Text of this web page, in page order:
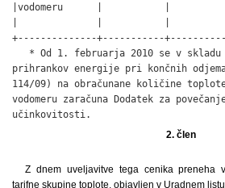
|vodomeru      |           |
+--------------+-----------
* Od 1. februarja 2010 se v
prihrankov energije pri končnih
114/09) na obračunane količine
vodomeru zaračuna Dodatek za
učinkovitosti.
2. člen
Z dnem uveljavitve tega cenika preneha
tarifne skupine toplote, objavljen v Uradnem listu